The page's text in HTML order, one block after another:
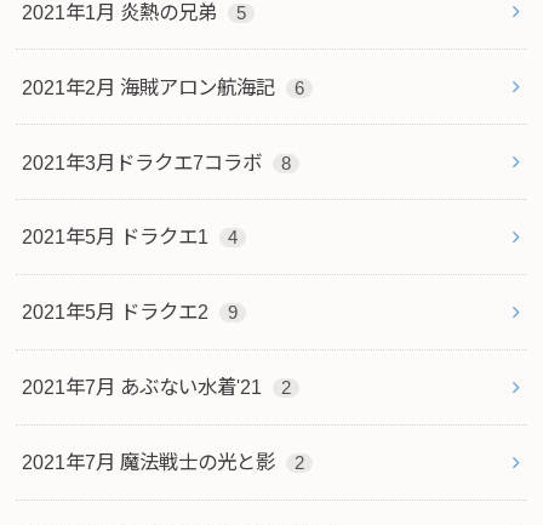
2021年1月 炎熱の兄弟 5
2021年2月 海賊アロン航海記 6
2021年3月ドラクエ7コラボ 8
2021年5月 ドラクエ1 4
2021年5月 ドラクエ2 9
2021年7月 あぶない水着'21 2
2021年7月 魔法戦士の光と影 2